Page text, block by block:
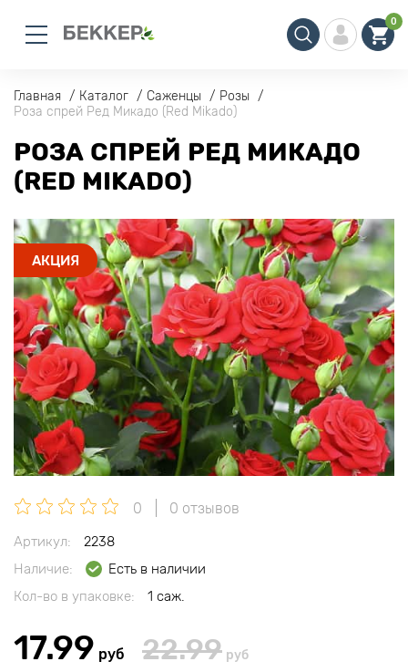
0
Главная Каталог Саженцы
Розы
Роза спрей Ред Микадо (Red Mikado)
РОЗА СПРЕЙ РЕД МИКАДО
(RED MIKADO)
АКЦИЯ
0 0 отзывов
Артикул:
2238
Наличие:
Есть в наличии
Кол-во в упаковке:
1 саж.
17.99 руб 22.99 руб